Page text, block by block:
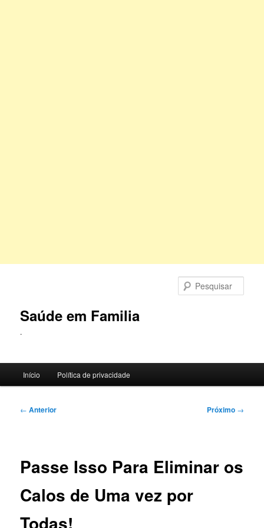
principalSaúde em Familia
.
principal
Início Política de privacidade
Navegação
← Anterior Próximo →
Passe Isso Para Eliminar os
Calos de Uma vez por